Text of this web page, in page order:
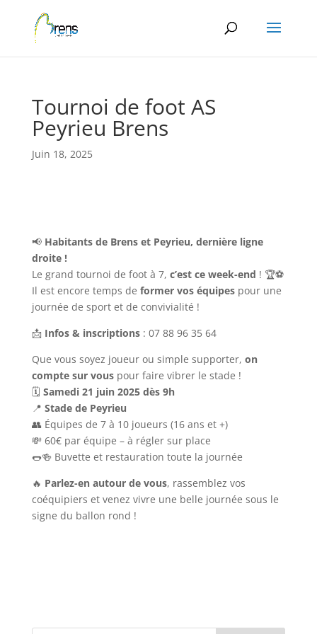
Tournoi de foot AS
Peyrieu Brens
Juin 18, 2025
📢 Habitants de Brens et Peyrieu, dernière ligne
droite !
Le grand tournoi de foot à 7, c’est ce week-end ! 🏆⚽
Il est encore temps de former vos équipespour une
journée de sport et de convivialité !
📩 Infos & inscriptions: 07 88 96 35 64
Que vous soyez joueur ou simple supporter, on
compte sur vouspour faire vibrer le stade !
🗓 Samedi 21 juin 2025 dès 9h
📍 Stade de Peyrieu
👥 Équipes de 7 à 10 joueurs (16 ans et +)
💸 60€ par équipe – à régler sur place
🌭🍻 Buvette et restauration toute la journée
🔥 Parlez-en autour de vous, rassemblez vos
coéquipiers et venez vivre une belle journée sous le
signe du ballon rond !